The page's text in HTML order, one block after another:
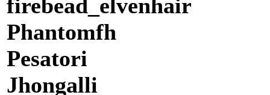
firebead_elvenhair
Phantomfh
Pesatori
Jhongalli